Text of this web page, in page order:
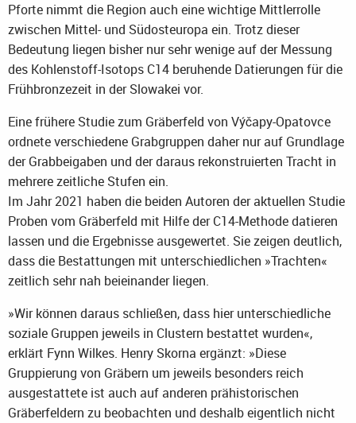
Pforte nimmt die Region auch eine wichtige Mittlerrolle
zwischen Mittel- und Südosteuropa ein. Trotz dieser
Bedeutung liegen bisher nur sehr wenige auf der Messung
des Kohlenstoff-Isotops C14 beruhende Datierungen für die
Frühbronzezeit in der Slowakei vor.
Eine frühere Studie zum Gräberfeld von Výčapy-Opatovce
ordnete verschiedene Grabgruppen daher nur auf Grundlage
der Grabbeigaben und der daraus rekonstruierten Tracht in
mehrere zeitliche Stufen ein.
Im Jahr 2021 haben die beiden Autoren der aktuellen Studie
Proben vom Gräberfeld mit Hilfe der C14-Methode datieren
lassen und die Ergebnisse ausgewertet. Sie zeigen deutlich,
dass die Bestattungen mit unterschiedlichen »Trachten«
zeitlich sehr nah beieinander liegen.
»Wir können daraus schließen, dass hier unterschiedliche
soziale Gruppen jeweils in Clustern bestattet wurden«,
erklärt Fynn Wilkes. Henry Skorna ergänzt: »Diese
Gruppierung von Gräbern um jeweils besonders reich
ausgestattete ist auch auf anderen prähistorischen
Gräberfeldern zu beobachten und deshalb eigentlich nicht